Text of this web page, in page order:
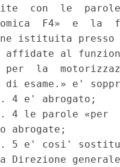
con  le  parole
F4»  e  la
istituita
affidate al
per  la
esame.» e'
4 e' abrogato;
4 le parole «per
abrogate;
5 e' cosi'
Direzione